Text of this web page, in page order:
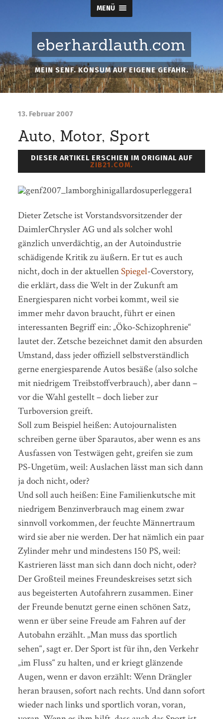
MENÜ
eberhardlauth.com
MEIN SENF. KONSUM AUF EIGENE GEFAHR.
13. Februar 2007
Auto, Motor, Sport
DIESER ARTIKEL ERSCHIEN IM ORIGINAL AUF
ZIB21.COM.
Dieter Zetsche ist Vorstandsvorsitzender der
DaimlerChrysler AG und als solcher wohl
gänzlich unverdächtig, an der Autoindustrie
schädigende Kritik zu äußern. Er tut es auch
nicht, doch in der aktuellenSpiegel-Coverstory,
die erklärt, dass die Welt in der Zukunft am
Energiesparen nicht vorbei kommt, weil sie
immer mehr davon braucht, führt er einen
interessanten Begriff ein: „Öko-Schizophrenie“
lautet der. Zetsche bezeichnet damit den absurden
Umstand, dass jeder offiziell selbstverständlich
gerne energiesparende Autos besäße (also solche
mit niedrigem Treibstoffverbrauch), aber dann –
vor die Wahl gestellt – doch lieber zur
Turboversion greift.
Soll zum Beispiel heißen: Autojournalisten
schreiben gerne über Sparautos, aber wenn es ans
Ausfassen von Testwägen geht, greifen sie zum
PS-Ungetüm, weil: Auslachen lässt man sich dann
ja doch nicht, oder?
Und soll auch heißen: Eine Familienkutsche mit
niedrigem Benzinverbrauch mag einem zwar
sinnvoll vorkommen, der feuchte Männertraum
wird sie aber nie werden. Der hat nämlich ein paar
Zylinder mehr und mindestens 150 PS, weil:
Kastrieren lässt man sich dann doch nicht, oder?
Der Großteil meines Freundeskreises setzt sich
aus begeisterten Autofahrern zusammen. Einer
der Freunde benutzt gerne einen schönen Satz,
wenn er über seine Freude am Fahren auf der
Autobahn erzählt. „Man muss das sportlich
sehen“, sagt er. Der Sport ist für ihn, den Verkehr
„im Fluss“ zu halten, und er kriegt glänzende
Augen, wenn er davon erzählt: Wenn Drängler
heran brausen, sofort nach rechts. Und dann sofort
wieder nach links und sportlich voran, voran,